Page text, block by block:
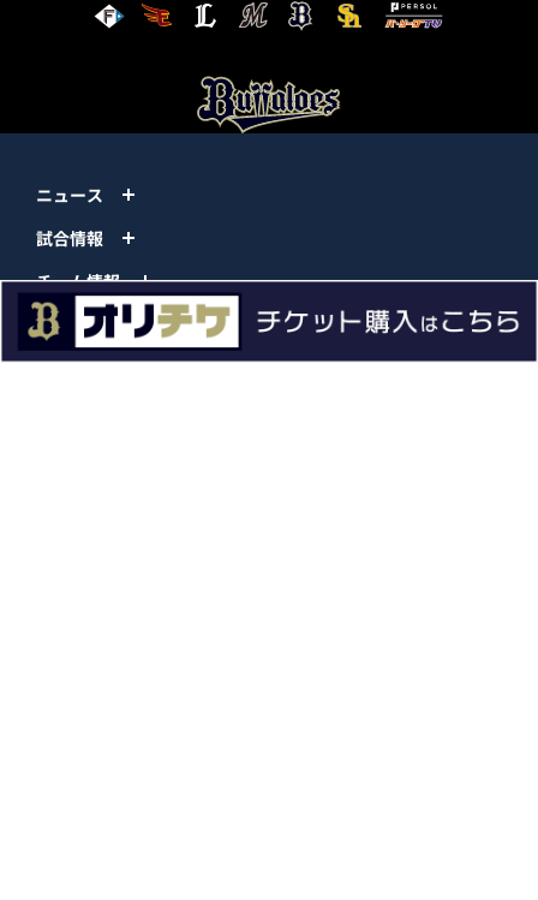
ニュース
試合情報
チーム情報
チケット
イベント